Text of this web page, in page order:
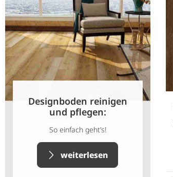
Designboden reinigen
und pflegen:
So einfach geht’s!
weiterlesen